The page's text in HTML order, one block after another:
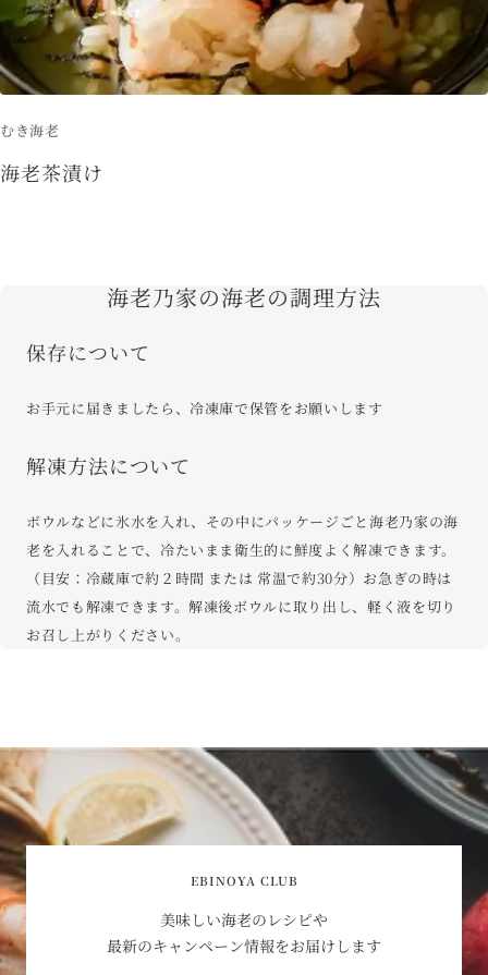
むき海老
海老茶漬け
海老乃家の海老の調理方法
保存について
お手元に届きましたら、冷凍庫で保管をお願いします
解凍方法について
ボウルなどに氷⽔を⼊れ、その中にパッケージごと海⽼乃家の海
⽼を⼊れることで、冷たいまま衛⽣的に鮮度よく解凍できます。
（目安：冷蔵庫で約２時間 または 常温で約30分）お急ぎの時は
流水でも解凍できます。解凍後ボウルに取り出し、軽く液を切り
お召し上がりください。
EBINOYA CLUB
美味しい海老のレシピや
最新のキャンペーン情報をお届けします